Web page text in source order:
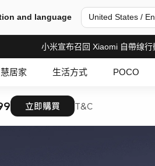
and language United States /
小米宣布召回 Xiaomi 自帶缐
居家 生活方式 POCO
立即購買 T&C